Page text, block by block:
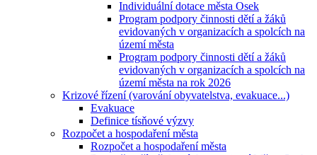
Individuální dotace města Osek
Program podpory činnosti dětí a žáků
evidovaných v organizacích a spolcích na
území města
Program podpory činnosti dětí a žáků
evidovaných v organizacích a spolcích na
území města na rok 2026
Krizové řízení (varování obyvatelstva, evakuace...)
Evakuace
Definice tísňové výzvy
Rozpočet a hospodaření města
Rozpočet a hospodaření města